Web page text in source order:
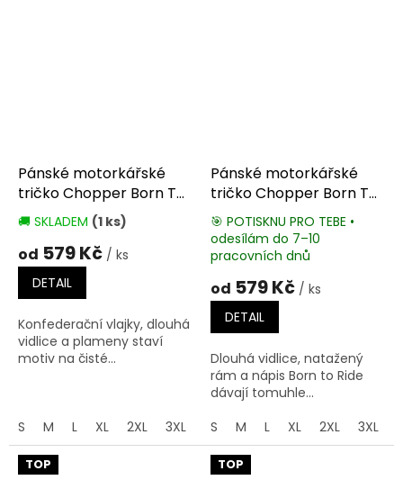
Pánské motorkářské
tričko Chopper Born To
Be Wild
Průměrné
produktu
5,0
5
hvězdiček.
🚚 SKLADEM (1 ks)
od 579 Kč / ks
DETAIL
Konfederační vlajky, dlouhá
vidlice a plameny staví
motiv na čisté...
S M L XL 2XL 3XL 4XL 5XL
Pánské motorkářské
tričko Chopper Born To
Ride
Průměrné
hodnocení
je
5,0
hvězdiček.
🎯 POTISKNU PRO TEBE •
odesílám do 7–10
pracovních dnů
od 579 Kč / ks
DETAIL
Dlouhá vidlice, natažený
rám a nápis Born to Ride
dávají tomuhle...
S
M L XL 2XL 3XL
TOP TOP